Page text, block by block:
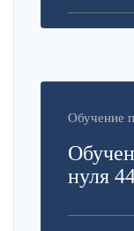
Обучение
нуля